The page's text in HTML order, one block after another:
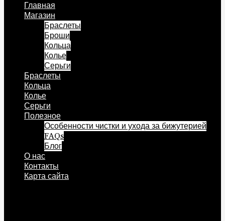
Главная
Магазин
Браслеты
Броши
Кольца
Колье
Серьги
Браслеты
Кольца
Колье
Серьги
Полезное
Особенности чистки и ухода за бижутерией
FAQs
Блог
О нас
Контакты
Карта сайта